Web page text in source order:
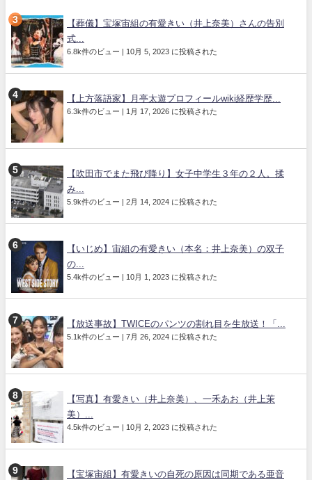
【葬儀】宝塚宙組の有愛きい（井上奈美）さんの告別
式...
6.8k件のビュー 10月 5, 2023 に投稿された
【上方落語家】月亭太遊プロフィールwiki経歴学歴...
6.3k件のビュー 1月 17, 2026 に投稿された
【吹田市でまた飛び降り】女子中学生３年の２人。揉
み...
5.9k件のビュー 2月 14, 2024 に投稿された
【いじめ】宙組の有愛きい（本名：井上奈美）の双子
の...
5.4k件のビュー 10月 1, 2023 に投稿された
【放送事故】TWICEのパンツの割れ目を生放送！「...
5.1k件のビュー 7月 26, 2024 に投稿された
【写真】有愛きい（井上奈美）、一禾あお（井上茉
美）...
4.5k件のビュー 10月 2, 2023 に投稿された
【宝塚宙組】有愛きいの自死の原因は同期である亜音